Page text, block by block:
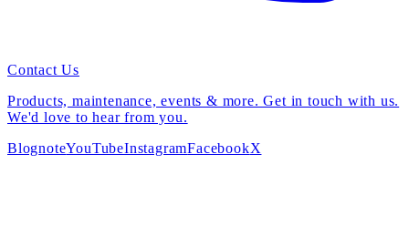
Contact Us
Products, maintenance, events & more. Get in touch with us.
We'd love to hear from you.
BlognoteYouTubeInstagramFacebookX